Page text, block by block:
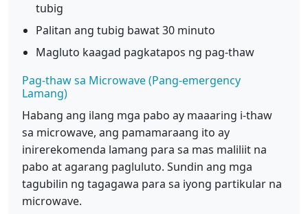
tubig
Palitan ang tubig bawat 30 minuto
Magluto kaagad pagkatapos ng pag-thaw
Pag-thaw sa Microwave (Pang-emergency
Lamang)
Habang ang ilang mga pabo ay maaaring i-thaw
sa microwave, ang pamamaraang ito ay
inirerekomenda lamang para sa mas maliliit na
pabo at agarang pagluluto. Sundin ang mga
tagubilin ng tagagawa para sa iyong partikular na
microwave.